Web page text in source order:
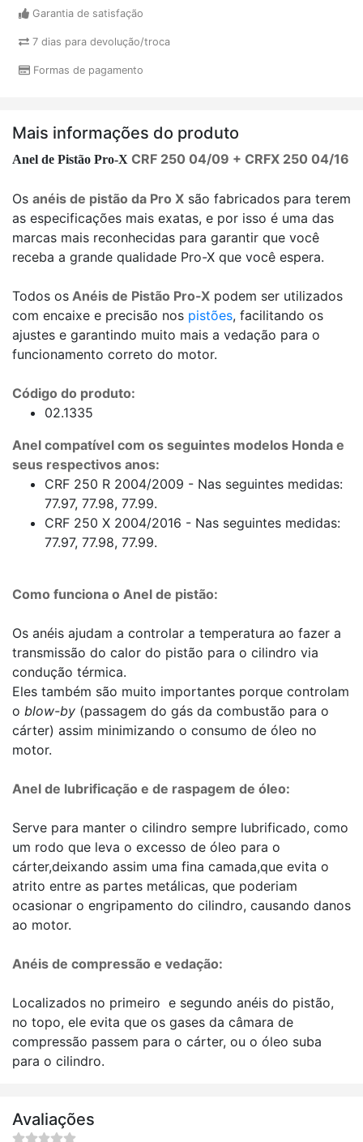
Garantia de satisfação
7 dias para devolução/troca
Formas de pagamento
Mais informações do produto
Anel de Pistão Pro-X CRF 250 04/09 + CRFX 250 04/16
Os anéis de pistão da Pro X são fabricados para terem
as especificações mais exatas, e por isso é uma das
marcas mais reconhecidas para garantir que você
receba a grande qualidade Pro-X que você espera.
Todos os Anéis de Pistão Pro-X podem ser utilizados
com encaixe e precisão nos pistões, facilitando os
ajustes e garantindo muito mais a vedação para o
funcionamento correto do motor.
Código do produto:
02.1335
Anel compatível com os seguintes modelos Honda e
seus respectivos anos:
CRF 250 R 2004/2009 - Nas seguintes medidas:
77.97, 77.98, 77.99.
CRF 250 X 2004/2016 - Nas seguintes medidas:
77.97, 77.98, 77.99.
Como funciona o Anel de pistão:
Os anéis ajudam a controlar a temperatura ao fazer a
transmissão do calor do pistão para o cilindro via
condução térmica.
Eles também são muito importantes porque controlam
o blow-by (passagem do gás da combustão para o
cárter) assim minimizando o consumo de óleo no
motor.
Anel de lubrificação e de raspagem de óleo:
Serve para manter o cilindro sempre lubrificado, como
um rodo que leva o excesso de óleo para o
cárter,deixando assim uma fina camada,que evita o
atrito entre as partes metálicas, que poderiam
ocasionar o engripamento do cilindro, causando danos
ao motor.
Anéis de compressão e vedação:
Localizados no primeiro e segundo anéis do pistão,
no topo, ele evita que os gases da câmara de
compressão passem para o cárter, ou o óleo suba
para o cilindro.
Avaliações